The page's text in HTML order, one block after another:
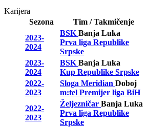
Karijera
Sezona
Tim / Takmičenje
2023-
2024
BSK Banja Luka
Prva liga Republike
Srpske
2023-
2024
BSK Banja Luka
Kup Republike Srpske
2022-
2023
Sloga Meridian Doboj
m:tel Premijer liga BiH
2022-
2023
Željezničar Banja Luka
Prva liga Republike
Srpske